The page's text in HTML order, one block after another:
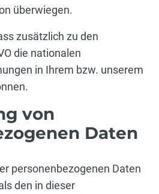
überwiegen.
zusätzlich zu den
die nationalen
in Ihrem bzw. unserem
von
Daten
personenbezogenen Daten
den in dieser